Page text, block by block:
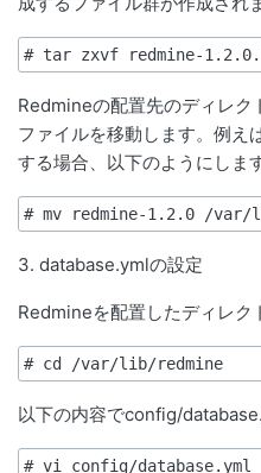
# tar zxvf redmine-
Redmineの配置先のディレク
ファイルを移動します。例
する場合、以下のようにします
3. database.ymlの設定
Redmineを配置したディレク
以下の内容でconfig/
# vi config/database.yml